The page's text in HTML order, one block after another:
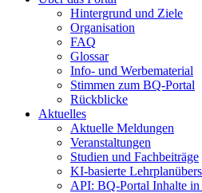
Hintergrund und Ziele
Organisation
FAQ
Glossar
Info- und Werbematerial
Stimmen zum BQ-Portal
Rückblicke
Aktuelles
Aktuelle Meldungen
Veranstaltungen
Studien und Fachbeiträge
KI-basierte
API: BQ-Portal Inhalte in